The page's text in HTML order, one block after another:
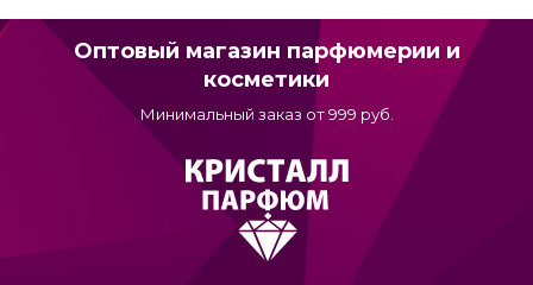
Оптовый магазин парфюмерии и
косметики
Минимальный заказ от 999 руб.